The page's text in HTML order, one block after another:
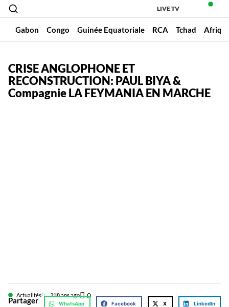
LIVE TV
Gabon Congo Guinée Equatoriale RCA Tchad
CRISE ANGLOPHONE ET
RECONSTRUCTION: PAUL BIYA &
Compagnie LA FEYMANIA EN MARCHE
Actualités 218 ans ago 0
Partager WhatsApp Facebook X LinkedIn